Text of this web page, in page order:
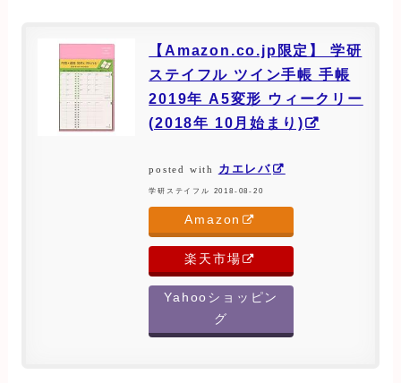
【Amazon.co.jp限定】 学研
ステイフル ツイン手帳 手帳
2019年 A5変形 ウィークリー
(2018年 10月始まり)
posted with カエレバ
学研ステイフル 2018-08-20
Amazon
楽天市場
Yahooショッピン
グ